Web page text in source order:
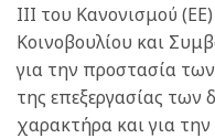
ΙΙΙ του Κανονισμού
Κοινοβουλίου και
για την προστασία
της επεξεργασίας
χαρακτήρα και για